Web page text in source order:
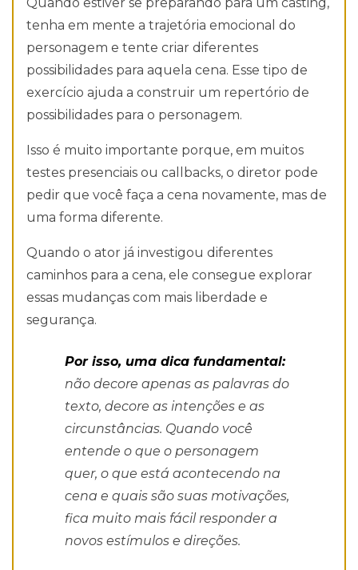
tenha em mente a trajetória emocional do
personagem e tente criar diferentes
possibilidades para aquela cena. Esse tipo de
exercício ajuda a construir um repertório de
possibilidades para o personagem.
Isso é muito importante porque, em muitos
testes presenciais ou callbacks, o diretor pode
pedir que você faça a cena novamente, mas de
uma forma diferente.
Quando o ator já investigou diferentes
caminhos para a cena, ele consegue explorar
essas mudanças com mais liberdade e
segurança.
Por isso, uma dica fundamental:
não decore apenas as palavras do
texto, decore as intenções e as
circunstâncias. Quando você
entende o que o personagem
quer, o que está acontecendo na
cena e quais são suas motivações,
fica muito mais fácil responder a
novos estímulos e direções.